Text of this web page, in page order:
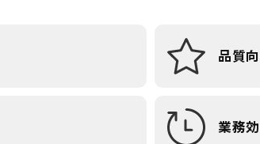
品質
業務